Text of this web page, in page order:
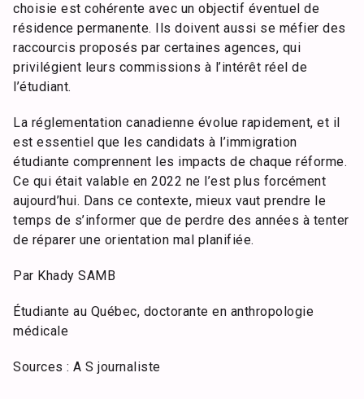
choisie est cohérente avec un objectif éventuel de
résidence permanente. Ils doivent aussi se méfier des
raccourcis proposés par certaines agences, qui
privilégient leurs commissions à l’intérêt réel de
l’étudiant.
La réglementation canadienne évolue rapidement, et il
est essentiel que les candidats à l’immigration
étudiante comprennent les impacts de chaque réforme.
Ce qui était valable en 2022 ne l’est plus forcément
aujourd’hui. Dans ce contexte, mieux vaut prendre le
temps de s’informer que de perdre des années à tenter
de réparer une orientation mal planifiée.
Par Khady SAMB
Étudiante au Québec, doctorante en anthropologie
médicale
Sources : A S journaliste